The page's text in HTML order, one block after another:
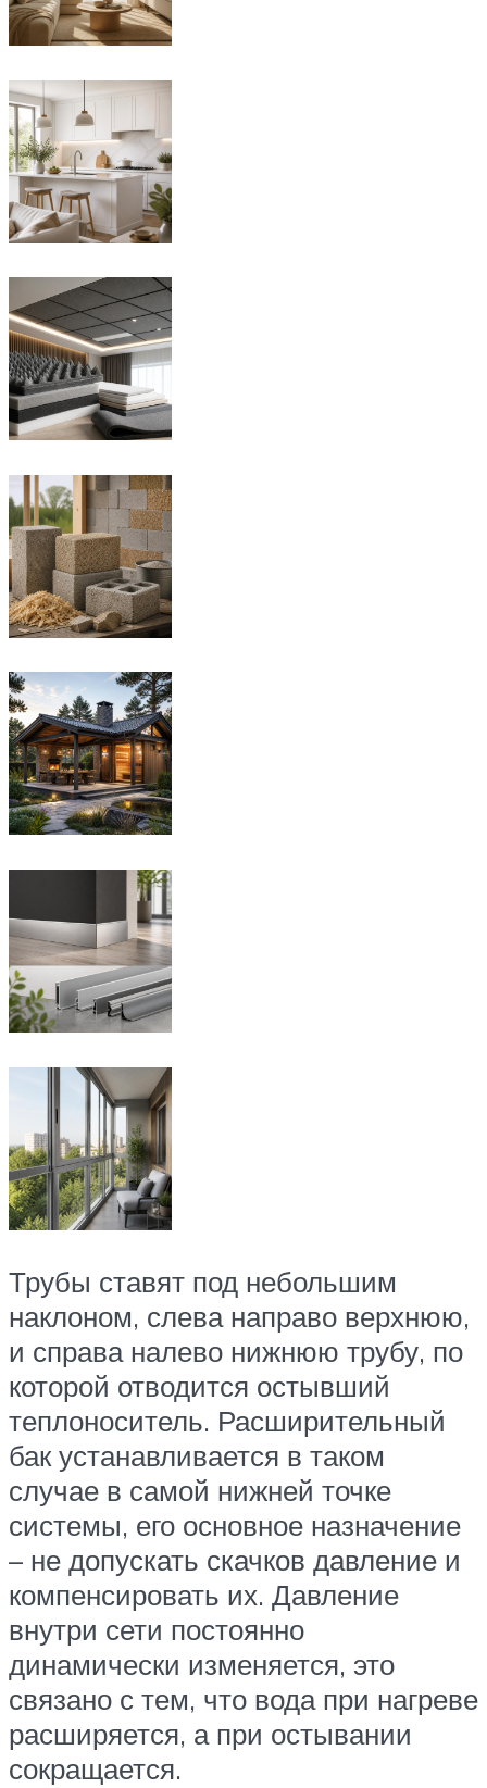
Трубы ставят под небольшим
наклоном, слева направо верхнюю,
и справа налево нижнюю трубу, по
которой отводится остывший
теплоноситель. Расширительный
бак устанавливается в таком
случае в самой нижней точке
системы, его основное назначение
– не допускать скачков давление и
компенсировать их. Давление
внутри сети постоянно
динамически изменяется, это
связано с тем, что вода при нагреве
расширяется, а при остывании
сокращается.